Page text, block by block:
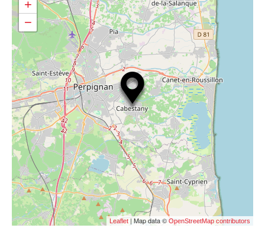
+
−
Leaflet | Map data © OpenStreetMap contributors